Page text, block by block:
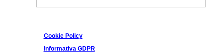
Cookie Policy
Informativa GDPR